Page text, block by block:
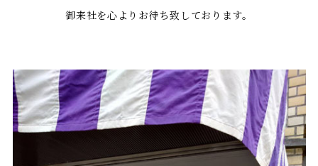
御来社を心よりお待ち致しております。